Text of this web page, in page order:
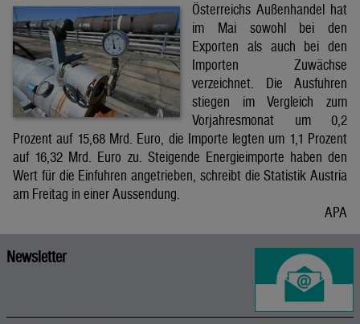
Österreichs Außenhandel hat
im Mai sowohl bei den
Exporten als auch bei den
Importen Zuwächse
verzeichnet. Die Ausfuhren
stiegen im Vergleich zum
Vorjahresmonat um 0,2
Prozent auf 15,68 Mrd. Euro, die Importe legten um 1,1 Prozent
auf 16,32 Mrd. Euro zu. Steigende Energieimporte haben den
Wert für die Einfuhren angetrieben, schreibt die Statistik Austria
am Freitag in einer Aussendung.
APA
Newsletter